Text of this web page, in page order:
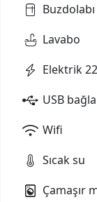
Buzdolabı
Lavabo
Elektrik
USB
Wifi
Sıcak su
Çamaşır